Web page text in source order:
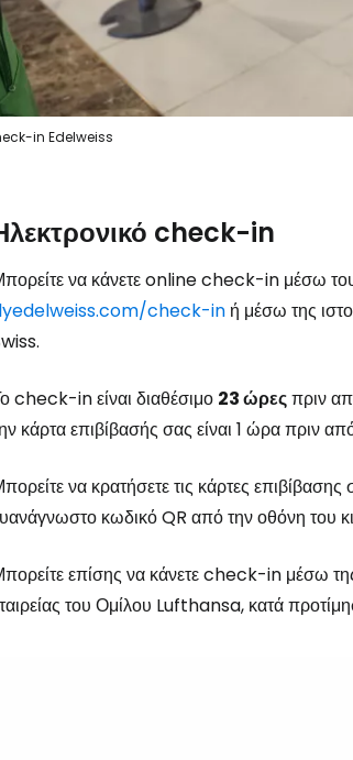
in Edelweiss
check-in
να κάνετε online check-in μέσω
check-in ή μέσω της
check-in είναι διαθέσιμο 23 ώρεςπριν
κάρτα επιβίβασής σας είναι 1 ώρα πριν
να κρατήσετε τις κάρτες
κωδικό QR από την οθόνη του
επίσης να κάνετε check-in μέσω
του Ομίλου Lufthansa, κατά
... η παγκόσμια